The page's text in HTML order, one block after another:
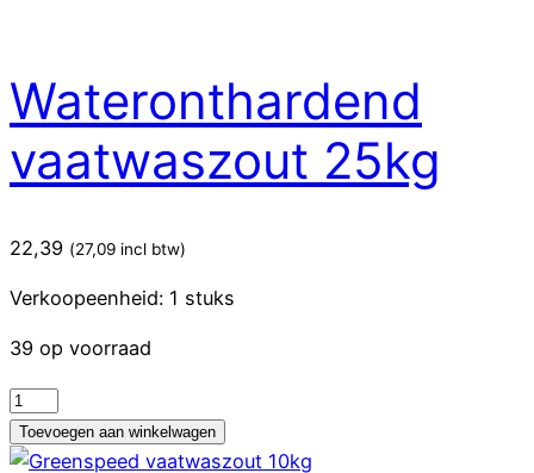
Wateronthardend
vaatwaszout 25kg
22,39 (27,09 incl btw)
Verkoopeenheid: 1 stuks
39 op voorraad
Wateronthardend
vaatwaszout
25kg
Toevoegen aan winkelwagen